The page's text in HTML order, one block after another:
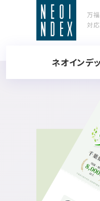
ネオインデ
万
対